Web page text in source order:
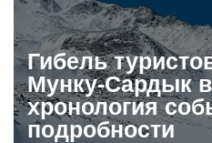
Гибель
Мунку-Сардык
хронология
подробности